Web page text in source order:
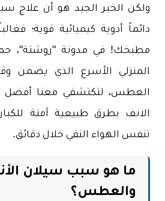
ولكن الخبر الجيد هو أن علاج
دائماً أدوية كيميائية قوية؛
مطبخك! في مدونة "روشتة"،
المنزلي الأسرع الذي يضمن
العطس، لتكتشفي معنا أفضل
الانف بطرق طبيعية آمنة
تنفس الهواء النقي خلال دقائق.
ما هو سبب سيلان
والعطس؟